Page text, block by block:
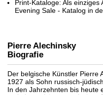
Auktion 328 - Lot
Print-Kataloge: Als
Evening Sale - Katalog in
Pierre Alechinsky
Biografie
Der belgische Künstler Pierre
1927 als Sohn russisch-
In den Jahrzehnten bis heute